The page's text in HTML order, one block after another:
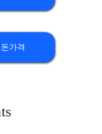
가격